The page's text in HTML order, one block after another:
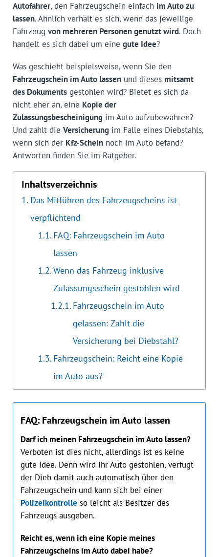
Autofahrer, den Fahrzeugschein einfach im Auto zu
lassen. Ähnlich verhält es sich, wenn das jeweilige
Fahrzeug von mehreren Personen genutzt wird. Doch
handelt es sich dabei um eine gute Idee?
Was geschieht beispielsweise, wenn Sie den
Fahrzeugschein im Auto lassenund dieses mitsamt
des Dokumentsgestohlen wird? Bietet es sich da
nicht eher an, eine Kopie der
Zulassungsbescheinigungim Auto aufzubewahren?
Und zahlt die Versicherungim Falle eines Diebstahls,
wenn sich der Kfz-Scheinnoch im Auto befand?
Antworten finden Sie im Ratgeber.
Inhaltsverzeichnis
Das Mitführen des Fahrzeugscheins ist
verpflichtend
FAQ: Fahrzeugschein im Auto
lassen
Wenn das Fahrzeug inklusive
Zulassungsschein gestohlen wird
Fahrzeugschein im Auto
gelassen: Zahlt die
Versicherung bei Diebstahl?
Fahrzeugschein: Reicht eine Kopie
im Auto aus?
FAQ: Fahrzeugschein im Auto lassen
Darf ich meinen Fahrzeugschein im Auto lassen?
Verboten ist dies nicht, allerdings ist es keine
gute Idee. Denn wird Ihr Auto gestohlen, verfügt
der Dieb damit auch automatisch über den
Fahrzeugschein und kann sich bei einer
Polizeikontrolle so leicht als Besitzer des
Fahrzeugs ausgeben.
Reicht es, wenn ich eine Kopie meines
Fahrzeugscheins im Auto dabei habe?